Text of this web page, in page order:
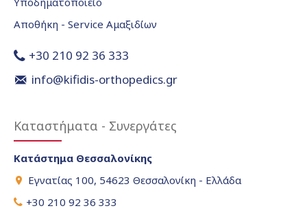
Αποθήκη - Service Αμαξιδίων
+30 210 92 36 333
info@kifidis-orthopedics.gr
Καταστήματα - Συνεργάτες
Κατάστημα Θεσσαλονίκης
Εγνατίας 100, 54623 Θεσσαλονίκη - Ελλάδα
+30 210 92 36 333